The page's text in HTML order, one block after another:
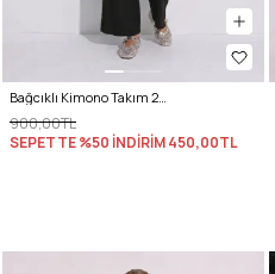
Bağcıklı Kimono Takım 26610 - SİYAH
900,00TL
SEPETTE %50 İNDİRİM450,00TL